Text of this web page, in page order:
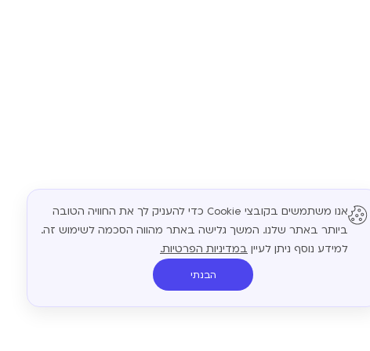
אנו משתמשים בקובצי Cookie כדי להעניק לך את החוויה הטובה
ביותר באתר שלנו. המשך גלישה באתר מהווה הסכמה לשימוש זה.
למידע נוסף ניתן לעיין במדיניות הפרטיות.
הבנתי